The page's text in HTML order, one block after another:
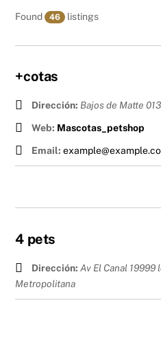
Found 46 listings
+cotas
Dirección: Bajos de Matte
Web: Mascotas_petshop
Email:
4 pets
Dirección: Av El Canal 19999
Metropolitana